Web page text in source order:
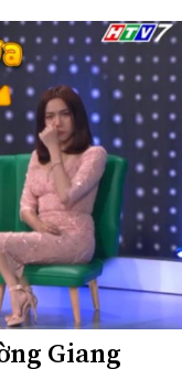
Giang